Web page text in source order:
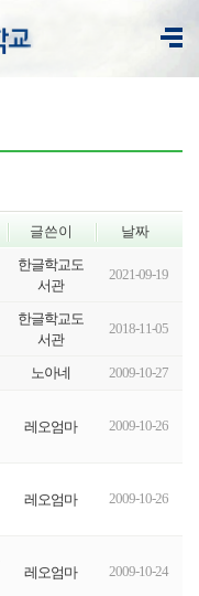
글쓴이 날짜
한글학교도
서관
2021-09-19
한글학교도
서관
2018-11-05
노아네 2009-10-27
레오엄마 2009-10-26
레오엄마 2009-10-26
레오엄마 2009-10-24